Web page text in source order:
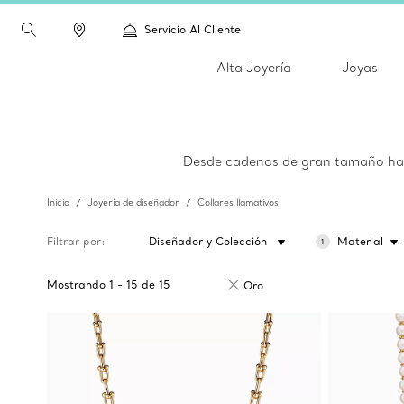
Servicio Al Cliente
Alta Joyería Joyas
Desde cadenas de gran tamaño
Inicio Joyería de diseñador Collares llamativos
Filtrar por Diseñador y Colección 1 Material
Mostrando 1 - 15 de 15 Oro